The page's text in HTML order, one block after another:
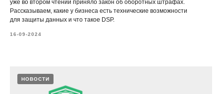
уже во втором чтении приняло закон об оборотных штрафах.
Рассказываем, какие у бизнеса есть технические возможности
для защиты данных и что такое DSP.
16-09-2024
НОВОСТИ